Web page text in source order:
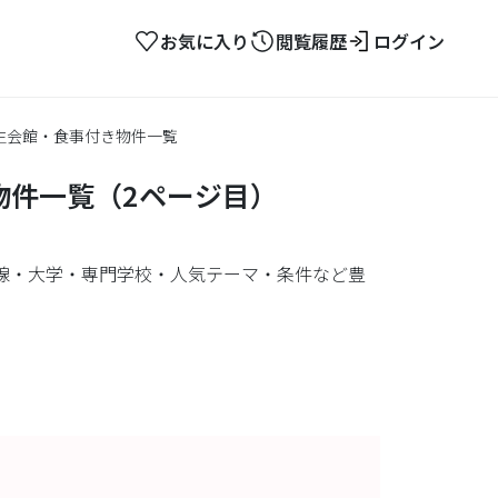
お気に入り 閲覧履歴 ログイン
館・食事付き物件一覧
一覧（2ページ目）
大学・専門学校・人気テーマ・条件など豊